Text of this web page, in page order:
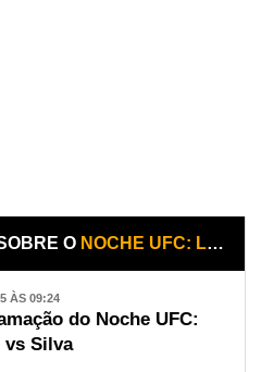
O NOCHE UFC: LOPES VS. SILVA
ÀS 09:24
do Noche UFC:
vs Silva